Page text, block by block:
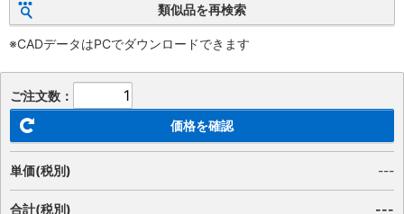
類似品を再検索
※CADデータはPCでダウンロードできます
ご注文数：
価格を確認
単価(税別) ---
合計(税別)
---